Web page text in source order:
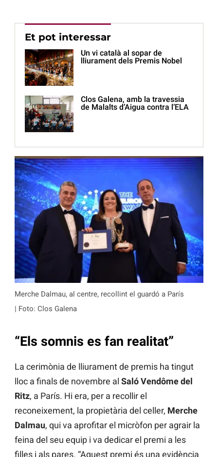
Et pot interessar
Un vi català al sopar de
lliurament dels Premis Nobel
Clos Galena, amb la travessia
de Malalts d’Aigua contra l’ELA
Merche Dalmau, al centre, recollint el guardó a París
| Foto: Clos Galena
“Els somnis es fan realitat”
La cerimònia de lliurament de premis ha tingut
lloc a finals de novembre al Saló Vendôme del
Ritz, a París. Hi era, per a recollir el
reconeixement, la propietària del celler, Merche
Dalmau, qui va aprofitar el micròfon per agrair la
feina del seu equip i va dedicar el premi a les
filles i als pares. “Aquest premi és una evidència